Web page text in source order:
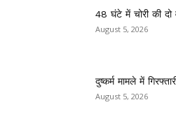
48 घंटे में चोरी की दो
August 5, 2026
दुष्कर्म मामले में
August 5, 2026